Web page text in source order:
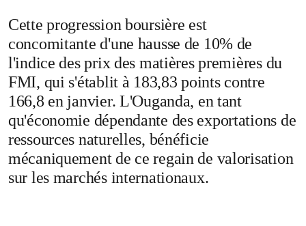
Cette progression boursière est
concomitante d'une hausse de 10% de
l'indice des prix des matières premières du
FMI, qui s'établit à 183,83 points contre
166,8 en janvier. L'Ouganda, en tant
qu'économie dépendante des exportations de
ressources naturelles, bénéficie
mécaniquement de ce regain de valorisation
sur les marchés internationaux.